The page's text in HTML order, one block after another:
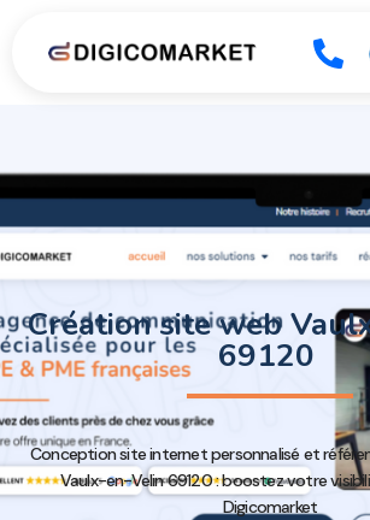
Création site web
69120
Conception site internet personnalisé et
Vaulx-en-Velin 69120 : boostez votre
Digicomarket